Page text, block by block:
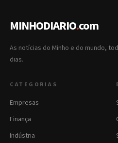
MINHODIARIO.com
As notícias do Minho e do mundo,
dias.
CATEGORIAS
Empresas
Finança
Indústria